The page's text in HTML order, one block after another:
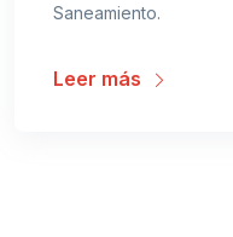
Saneamiento.
Leer más